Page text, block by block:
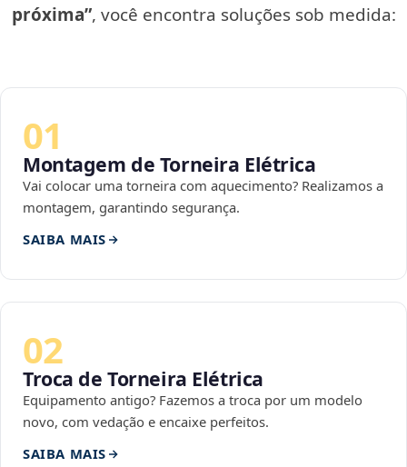
próxima”, você encontra soluções sob medida:
01
Montagem de Torneira Elétrica
Vai colocar uma torneira com aquecimento? Realizamos a
montagem, garantindo segurança.
SAIBA MAIS
02
Troca de Torneira Elétrica
Equipamento antigo? Fazemos a troca por um modelo
novo, com vedação e encaixe perfeitos.
SAIBA MAIS